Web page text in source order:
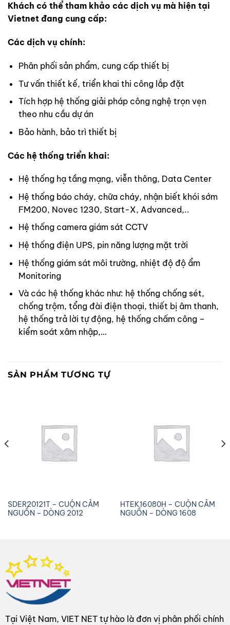
Khách có thể tham khảo các dịch vụ mà hiện tại
Vietnet đang cung cấp:
Các dịch vụ chính:
Phân phối sản phẩm, cung cấp thiết bị
Tư vấn thiết kế, triển khai thi công lắp đặt
Tích hợp hệ thống giải pháp công nghệ trọn vẹn
theo nhu cầu dự án
Bảo hành, bảo trì thiết bị
Các hệ thống triển khai:
Hệ thống hạ tầng mạng, viễn thông, Data Center
Hệ thống báo cháy, chữa cháy, nhận biết khói sớm
FM200, Novec 1230, Start-X, Advanced,..
Hệ thống camera giám sát CCTV
Hệ thống điện UPS, pin năng lượng mặt trời
Hệ thống giám sát môi trường, nhiệt độ độ ẩm
Monitoring
Và các hệ thống khác như: hệ thống chống sét,
chống trộm, tổng đài điện thoại, thiết bị âm thanh,
hệ thống trả lời tự động, hệ thống chấm công –
kiểm soát xâm nhập,…
SẢN PHẨM TƯƠNG TỰ
SDER20121T – CUỘN CẢM
NGUỒN – DÒNG 2012
HTEK16080H – CUỘN CẢM
NGUỒN – DÒNG 1608
Tại Việt Nam, VIET NET tự hào là đơn vị phân phối chính